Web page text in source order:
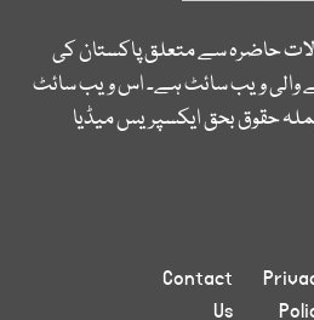
حاضرہ سے متعلق پاکستان کی
والی ویب سائٹ ہے۔ اس ویب سائٹ
حقوق بحق ایکسپریس میڈیا
Contact
Us